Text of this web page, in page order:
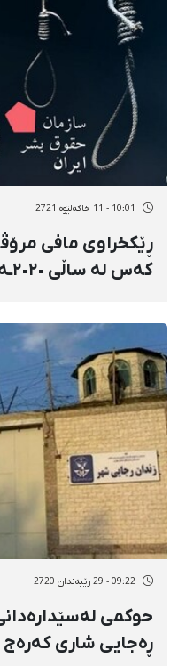
10:01 - 11 خاکەلێوه 2721
کەس لە ساڵی ٢٠٢٠ـەوە ئێعدام کراون
09:22 - 29 رێبەندان 2720
ڕەجایی شاری کەرەج